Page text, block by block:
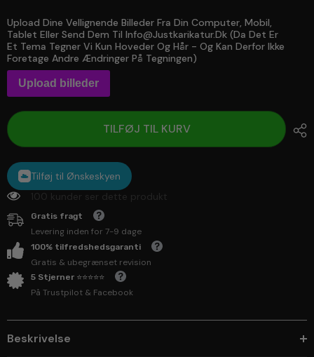
Selection will addto the price
Upload Dine Vellignende Billeder Fra Din Computer, Mobil,
Tablet Eller Send Dem Til Info@justkarikatur.dk (da Det Er
Et Tema Tegner Vi Kun Hoveder Og Hår - Og Kan Derfor Ikke
Foretage Andre Ændringer På Tegningen)
Upload billeder
TILFØJ TIL KURV
Tilføj til Ønskeskyen
100 kunder ser dette produkt
Gratis fragt
Levering inden for 7-9 dage
100% tilfredshedsgaranti
Gratis & ubegrænset revision
5 Stjerner ⭐⭐⭐⭐⭐
På Trustpilot & Facebook
Beskrivelse